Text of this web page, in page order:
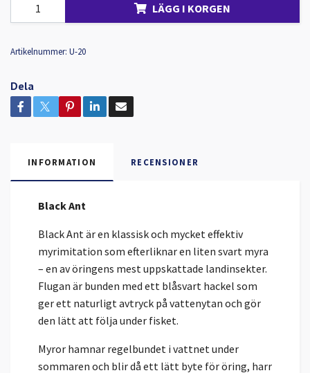
LÄGG I KORGEN
Artikelnummer: U-20
Dela
INFORMATION RECENSIONER
Black Ant
Black Ant är en klassisk och mycket effektiv
myrimitation som efterliknar en liten svart myra
– en av öringens mest uppskattade landinsekter.
Flugan är bunden med ett blåsvart hackel som
ger ett naturligt avtryck på vattenytan och gör
den lätt att följa under fisket.
Myror hamnar regelbundet i vattnet under
sommaren och blir då ett lätt byte för öring, harr